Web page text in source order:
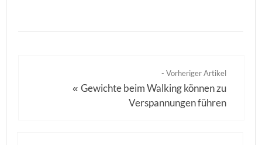
- Vorheriger Artikel
«Gewichte beim Walking können zu
Verspannungen führen